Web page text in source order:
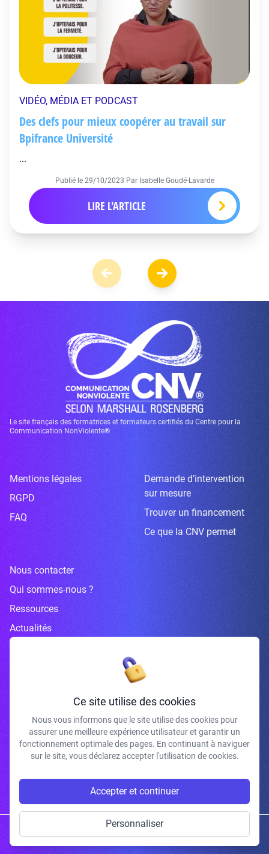
VIDÉO, MÉDIA ET PODCAST
Des clefs pour mieux coopérer au travail sur
Bpifrance Université
...
Publié le 29/10/2023 Par Isabelle Goudé-Lavarde
LIRE L'ARTICLE
Le site français des formatrices et formateurs certifiés du Centre pour la
Communication NonViolente®
Mentions légales
RGPD
FAQ
Demande d’intervention
sur mesure
Trouver un financement
Ce que la CNV permet
Nous contacter
Qui sommes-nous ?
Ressources
Actualités
Inscrivez-vous à la newsletter
J'accepte de recevoir vos e-mails et confirme avoir pris connaissance de
votre politique de confidentialité et mentions légales.
Copyright © 2026 | Gum Studio. Tous droits réservés.
Ce site utilise des cookies
Nous vous informons que le site utilise des cookies pour
assurer une meilleure expérience utilisateur et garantir un
fonctionnement optimale des pages. En continuant à naviguer
sur le site, vous déclarez accepter l'utilisation de cookies.
Accepter et continuer
Personnaliser